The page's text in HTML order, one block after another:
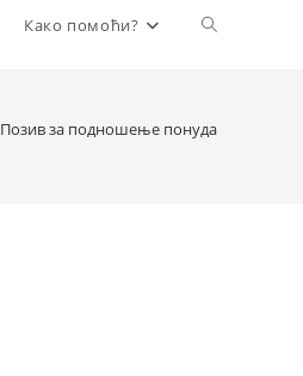
Како помоћи? Toggle
Позив за подношење понуда